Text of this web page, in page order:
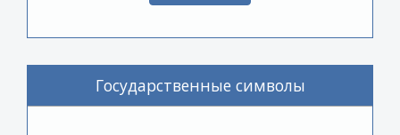
Государственные символы